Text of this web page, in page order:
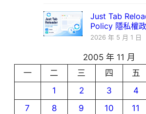
Just Tab
Policy 隱私權
2026 年 5 月 1 日
2005 年 11 月
一
二 三 四 五
1
2 3 4
7
8 9 10 11